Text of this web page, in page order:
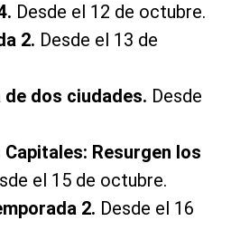
Desde el 12 de octubre.
2. Desde el 13 de
dos ciudades. Desde
Resurgen los
el 15 de octubre.
2. Desde el 16